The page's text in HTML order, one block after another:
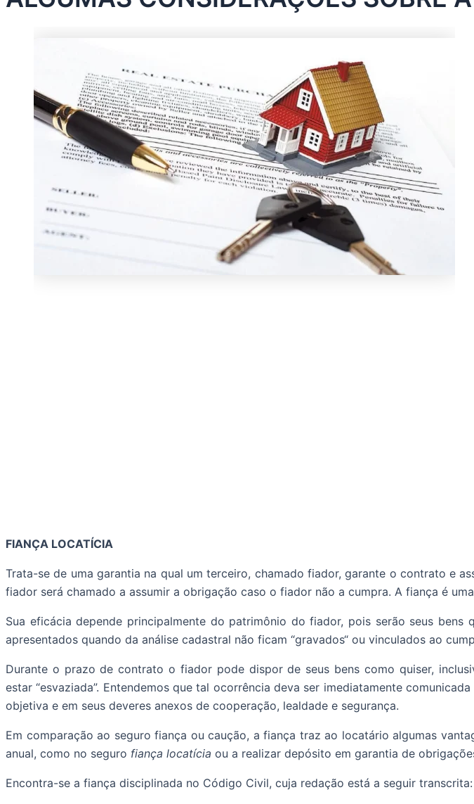
FIANÇA LOCATÍCIA
Trata-se de uma garantia na qual um terceiro, chamado fiador, garante o contrato e
fiador será chamado a assumir a obrigação caso o fiador não a cumpra. A fiança é
Sua eficácia depende principalmente do patrimônio do fiador, pois serão seus
apresentados quando da análise cadastral não ficam “gravados“ ou vinculados ao
Durante o prazo de contrato o fiador pode dispor de seus bens como quiser,
estar “esvaziada”. Entendemos que tal ocorrência deva ser imediatamente
objetiva e em seus deveres anexos de cooperação, lealdade e segurança.
Em comparação ao seguro fiança ou caução, a fiança traz ao locatário algumas
anual, como no seguro fiança locatícia ou a realizar depósito em garantia de
Encontra-se a fiança disciplinada no Código Civil, cuja redação está a seguir transcrita: